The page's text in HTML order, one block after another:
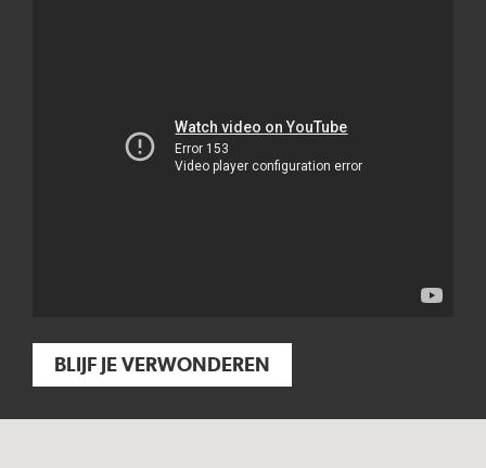
BLIJF JE VERWONDEREN